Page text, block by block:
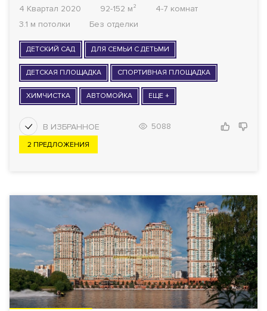
4 Квартал 2020 92-152 м²
4-7 комнат
3.1 м потолки
Без отделки
ДЕТСКИЙ САД ДЛЯ СЕМЬИ С ДЕТЬМИ
ДЕТСКАЯ ПЛОЩАДКА СПОРТИВНАЯ ПЛОЩАДКА
ХИМЧИСТКА АВТОМОЙКА ЕЩЕ +
5088
2 ПРЕДЛОЖЕНИЯ